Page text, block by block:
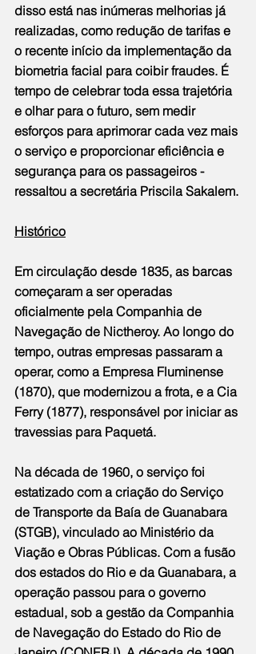
disso está nas inúmeras melhorias já
realizadas, como redução de tarifas e
o recente início da implementação da
biometria facial para coibir fraudes. É
tempo de celebrar toda essa trajetória
e olhar para o futuro, sem medir
esforços para aprimorar cada vez mais
o serviço e proporcionar eficiência e
segurança para os passageiros -
ressaltou a secretária Priscila Sakalem.
Histórico
Em circulação desde 1835, as barcas
começaram a ser operadas
oficialmente pela Companhia de
Navegação de Nictheroy. Ao longo do
tempo, outras empresas passaram a
operar, como a Empresa Fluminense
(1870), que modernizou a frota, e a Cia
Ferry (1877), responsável por iniciar as
travessias para Paquetá.
Na década de 1960, o serviço foi
estatizado com a criação do Serviço
de Transporte da Baía de Guanabara
(STGB), vinculado ao Ministério da
Viação e Obras Públicas. Com a fusão
dos estados do Rio e da Guanabara, a
operação passou para o governo
estadual, sob a gestão da Companhia
de Navegação do Estado do Rio de